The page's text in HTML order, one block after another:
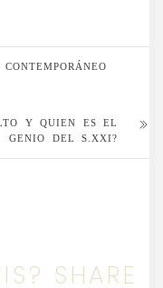
Y QUIEN ES EL
GENIO DEL S.XXI?
SHARE